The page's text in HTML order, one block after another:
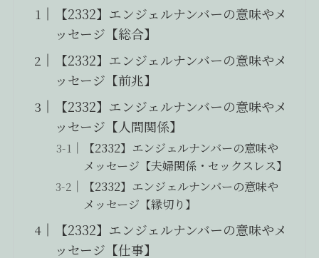
【2332】エンジェルナンバーの意味やメ
ッセージ【総合】
【2332】エンジェルナンバーの意味やメ
ッセージ【前兆】
【2332】エンジェルナンバーの意味やメ
ッセージ【人間関係】
【2332】エンジェルナンバーの意味や
メッセージ【夫婦関係・セックスレス】
【2332】エンジェルナンバーの意味や
メッセージ【縁切り】
【2332】エンジェルナンバーの意味やメ
ッセージ【仕事】